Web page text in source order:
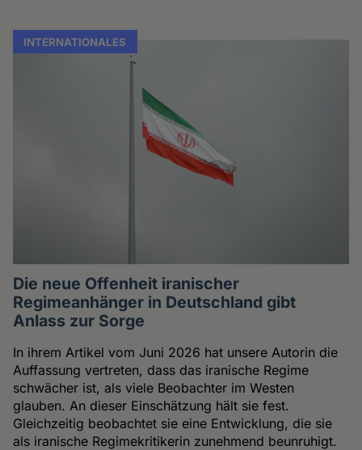
INTERNATIONALES
Die neue Offenheit iranischer
Regimeanhänger in Deutschland gibt
Anlass zur Sorge
In ihrem Artikel vom Juni 2026 hat unsere Autorin die
Auffassung vertreten, dass das iranische Regime
schwächer ist, als viele Beobachter im Westen
glauben. An dieser Einschätzung hält sie fest.
Gleichzeitig beobachtet sie eine Entwicklung, die sie
als iranische Regimekritikerin zunehmend beunruhigt.